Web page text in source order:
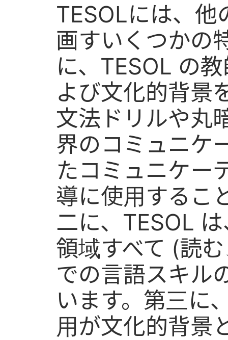
TESOLには、他
画すいくつかの
に、TESOL の
よび文化的背景
文法ドリルや丸
界のコミュニケ
たコミュニケー
導に使用するこ
二に、TESOL
領域すべて (読
での言語スキル
います。第三に
用が文化的背景